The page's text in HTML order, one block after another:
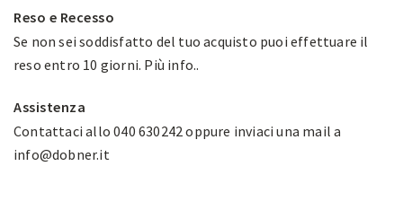
Reso e Recesso
Se non sei soddisfatto del tuo acquisto puoi effettuare il
reso entro 10 giorni. Più info..
Assistenza
Contattaci allo 040 630242 oppure inviaci una mail a
info@dobner.it